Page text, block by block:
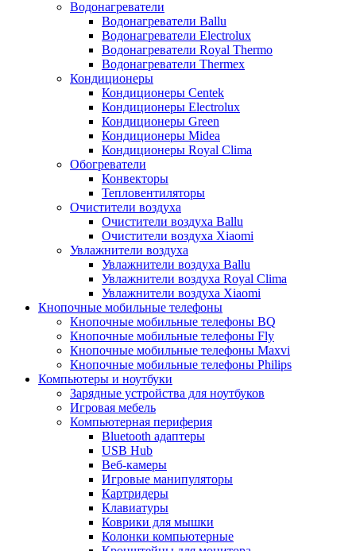
Водонагреватели
Водонагреватели Ballu
Водонагреватели Electrolux
Водонагреватели Royal Thermo
Водонагреватели Thermex
Кондиционеры
Кондиционеры Centek
Кондиционеры Electrolux
Кондиционеры Green
Кондиционеры Midea
Кондиционеры Royal Clima
Обогреватели
Конвекторы
Тепловентиляторы
Очистители воздуха
Очистители воздуха Ballu
Очистители воздуха Xiaomi
Увлажнители воздуха
Увлажнители воздуха Ballu
Увлажнители воздуха Royal Clima
Увлажнители воздуха Xiaomi
Кнопочные мобильные телефоны
Кнопочные мобильные телефоны BQ
Кнопочные мобильные телефоны Fly
Кнопочные мобильные телефоны Maxvi
Кнопочные мобильные телефоны Philips
Компьютеры и ноутбуки
Зарядные устройства для ноутбуков
Игровая мебель
Компьютерная периферия
Bluetooth адаптеры
USB Hub
Веб-камеры
Игровые манипуляторы
Картридеры
Клавиатуры
Коврики для мышки
Колонки компьютерные